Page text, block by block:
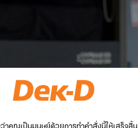
าคุณเป็นมนุษย์ด้วยการทำคำสั่งนี้ให้เสร็จสิ้น